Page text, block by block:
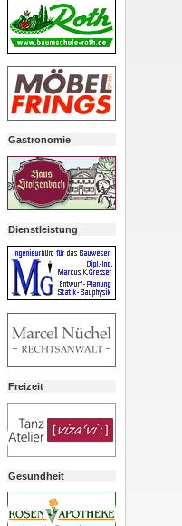
Gastronomie
Dienstleistung
Freizeit
Gesundheit